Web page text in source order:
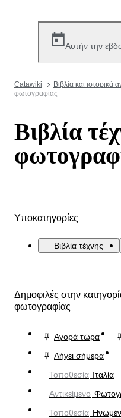
Αυτήν την
Catawiki Βιβλία και ιστορικά
φωτογραφίας
Βιβλία
Υποκατηγορίες
Βιβλία τέχνης
Δημοφιλές στην
φωτογραφίας
Αγορά τώρα
Λήγει σήμερα
Τοποθεσία Ιταλία
Αντικείμενο
Τοποθεσία